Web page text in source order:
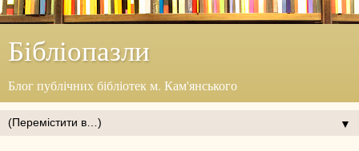
Бібліопазли
Блог публічних бібліотек м. Кам'янського
▼